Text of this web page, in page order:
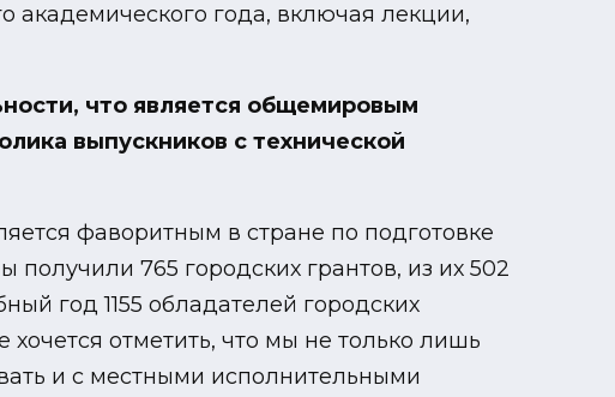
года, включая лекции,
что является общемировым
выпускников с технической
фаворитным в стране по подготовке
получили 765 городских грантов, из их 502
год 1155 обладателей городских
отметить, что мы не только лишь
и с местными исполнительными